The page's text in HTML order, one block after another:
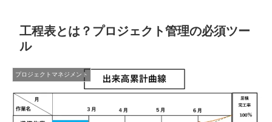
工程表とは？プロジェクト管理の必須ツー
ル
プロジェクトマネジメント